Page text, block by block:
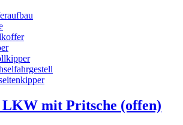
mit Pritsche (offen)